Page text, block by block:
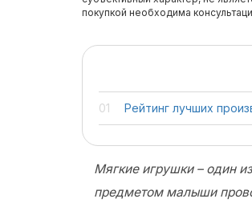
покупкой необходима
Рейтинг лучших
Мягкие игрушки – один
предметом малыши